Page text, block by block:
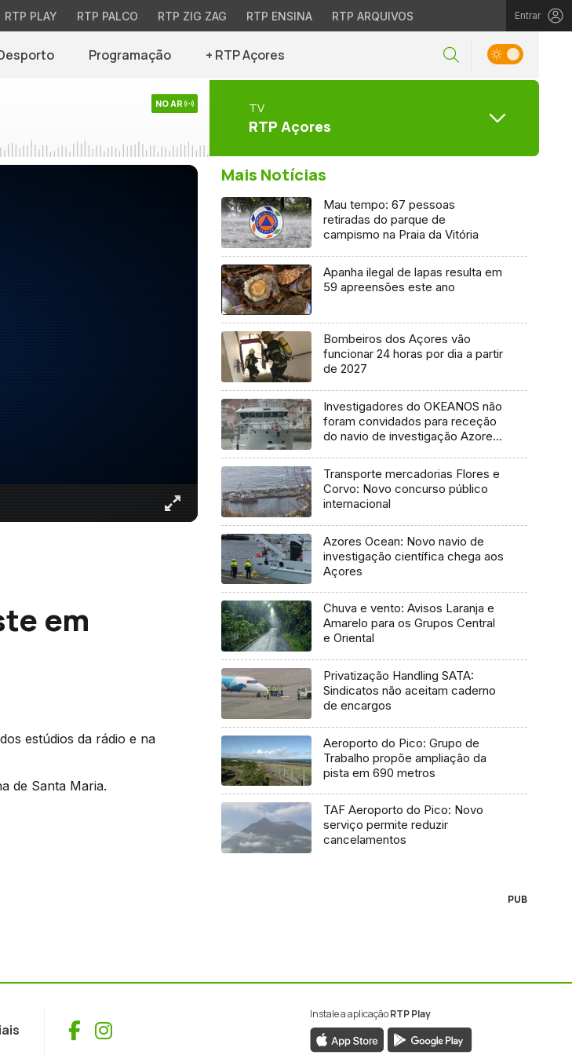
RTP PLAY RTP PALCO RTP ZIG ZAG RTP ENSINA RTP ARQUIVOS Entrar
Programação + RTP Açores
NO AR TV
RTP Açores
em
estúdios da rádio e na
de Santa Maria.
Mais Notícias
Mau tempo: 67 pessoas
retiradas do parque de
campismo na Praia da Vitória
Apanha ilegal de lapas resulta em
59 apreensões este ano
Bombeiros dos Açores vão
funcionar 24 horas por dia a partir
de 2027
Investigadores do OKEANOS não
foram convidados para receção
do navio de investigação Azores
Transporte mercadorias Flores e
Corvo: Novo concurso público
internacional
Azores Ocean: Novo navio de
investigação científica chega aos
Açores
Chuva e vento: Avisos Laranja e
Amarelo para os Grupos Central
e Oriental
Privatização Handling SATA:
Sindicatos não aceitam caderno
de encargos
Aeroporto do Pico: Grupo de
Trabalho propõe ampliação da
pista em 690 metros
TAF Aeroporto do Pico: Novo
serviço permite reduzir
cancelamentos
PUB
Facebook
Instagram
Instale a aplicaçãoRTP Play